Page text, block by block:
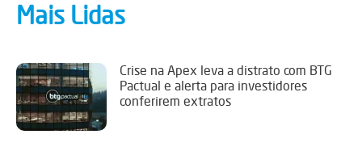
Mais Lidas
Crise na Apex leva a distrato com BTG
Pactual e alerta para investidores
conferirem extratos